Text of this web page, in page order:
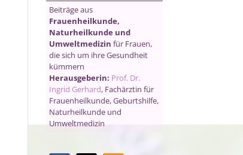
Beiträge aus
Frauenheilkunde,
Naturheilkunde und
Umweltmedizin für Frauen,
die sich um ihre Gesundheit
kümmern
Herausgeberin: Prof. Dr.
Ingrid Gerhard, Fachärztin für
Frauenheilkunde, Geburtshilfe,
Naturheilkunde und
Umweltmedizin